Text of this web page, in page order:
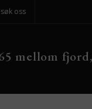
oss
mellom